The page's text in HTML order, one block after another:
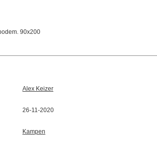
90x200
Alex Keizer
26-11-2020
Kampen